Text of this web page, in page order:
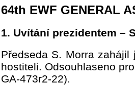
64th EWF GENERAL
1. Uvítání prezidentem –
Předseda S. Morra
hostiteli. Odsouhlaseno
GA-473r2-22).